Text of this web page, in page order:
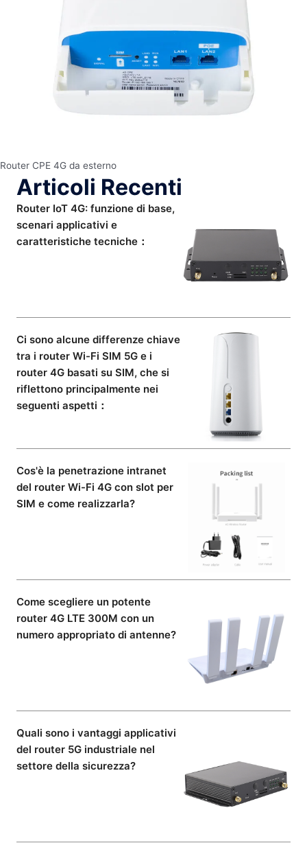
Router CPE 4G da esterno
Articoli Recenti
Router IoT 4G: funzione di base,
scenari applicativi e
caratteristiche tecniche：
Ci sono alcune differenze chiave
tra i router Wi-Fi SIM 5G e i
router 4G basati su SIM, che si
riflettono principalmente nei
seguenti aspetti：
Cos'è la penetrazione intranet
del router Wi-Fi 4G con slot per
SIM e come realizzarla?
Come scegliere un potente
router 4G LTE 300M con un
numero appropriato di antenne?
Quali sono i vantaggi applicativi
del router 5G industriale nel
settore della sicurezza?